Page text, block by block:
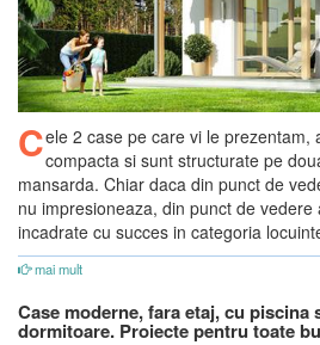
Cele 2 case pe care vi le prezentam,
compacta si sunt structurate pe
mansarda. Chiar daca din punct de
nu impresioneaza, din punct de vedere
incadrate cu succes in categoria
mai mult
Case moderne, fara etaj, cu piscina
dormitoare. Proiecte pentru toate